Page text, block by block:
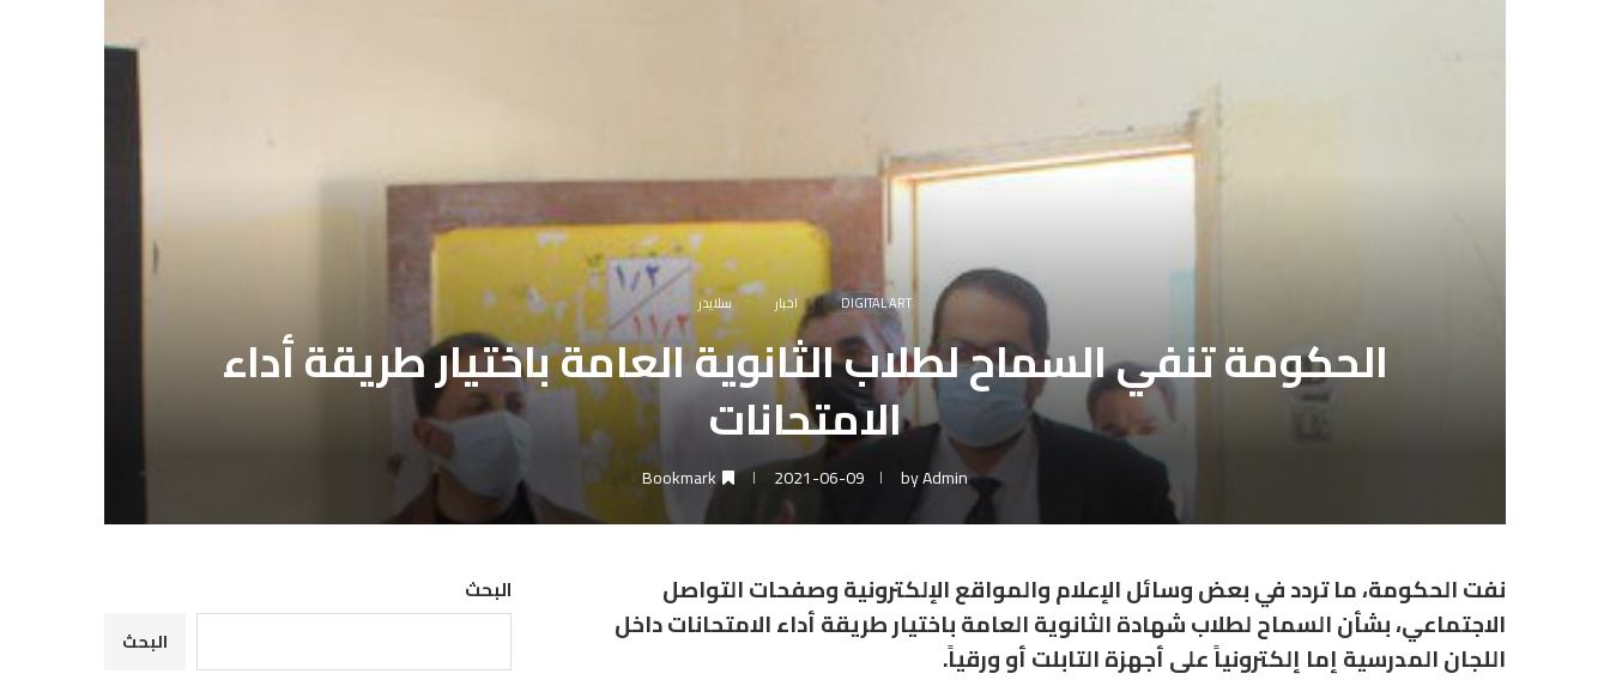
DIGITAL ART اخبار سلايدر
الحكومة تنفي السماح لطلاب الثانوية العامة باختيار طريقة أداء
الامتحانات
byAdmin
2021-06-09
Bookmark
نفت الحكومة، ما تردد في بعض وسائل الإعلام والمواقع الإلكترونية وصفحات التواصل
الاجتماعي، بشأن السماح لطلاب شهادة الثانوية العامة باختيار طريقة أداء الامتحانات داخل
اللجان المدرسية إما إلكترونياً على أجهزة التابلت أو ورقياً.
البحث
البحث